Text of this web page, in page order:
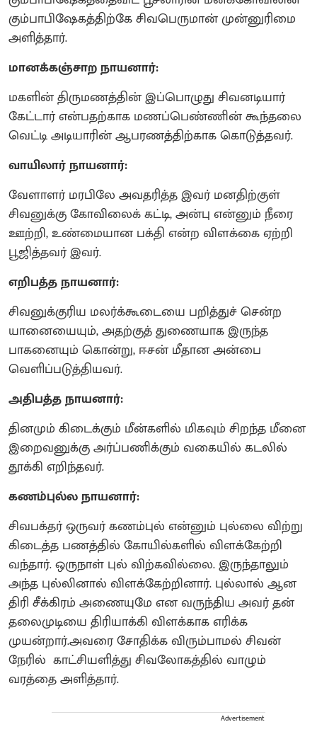
கும்பாபிஷேகத்திற்கே சிவபெருமான் முன்னுரிமை
அளித்தார்.
மானக்கஞ்சாற நாயனார்:
மகளின் திருமணத்தின் இப்பொழுது சிவனடியார்
கேட்டார் என்பதற்காக மணப்பெண்ணின் கூந்தலை
வெட்டி அடியாரின் ஆபரணத்திற்காக கொடுத்தவர்.
வாயிலார் நாயனார்:
வேளாளர் மரபிலே அவதரித்த இவர் மனதிற்குள்
சிவனுக்கு கோவிலைக் கட்டி, அன்பு என்னும் நீரை
ஊற்றி, உண்மையான பக்தி என்ற விளக்கை ஏற்றி
பூஜித்தவர் இவர்.
எறிபத்த நாயனார்:
சிவனுக்குரிய மலர்க்கூடையை பறித்துச் சென்ற
யானையையும், அதற்குத் துணையாக இருந்த
பாகனையும் கொன்று, ஈசன் மீதான அன்பை
வெளிப்படுத்தியவர்.
அதிபத்த நாயனார்:
தினமும் கிடைக்கும் மீன்களில் மிகவும் சிறந்த மீனை
இறைவனுக்கு அர்ப்பணிக்கும் வகையில் கடலில்
தூக்கி எறிந்தவர்.
கணம்புல்ல நாயனார்:
சிவபக்தர் ஒருவர் கணம்புல் என்னும் புல்லை விற்று
கிடைத்த பணத்தில் கோயில்களில் விளக்கேற்றி
வந்தார். ஒருநாள் புல் விற்கவில்லை. இருந்தாலும்
அந்த புல்லினால் விளக்கேற்றினார். புல்லால் ஆன
திரி சீக்கிரம் அணையுமே என வருந்திய அவர் தன்
தலைமுடியை திரியாக்கி விளக்காக எரிக்க
முயன்றார்.அவரை சோதிக்க விரும்பாமல் சிவன்
நேரில் காட்சியளித்து சிவலோகத்தில் வாழும்
வரத்தை அளித்தார்.
Advertisement